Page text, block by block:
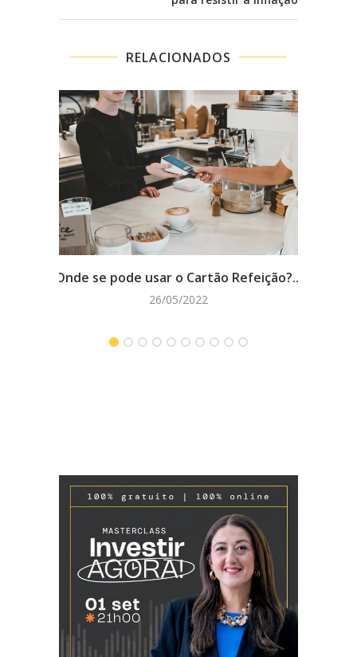
RELACIONADOS
Onde se pode usar o Cartão Refeição?...
26/05/2022